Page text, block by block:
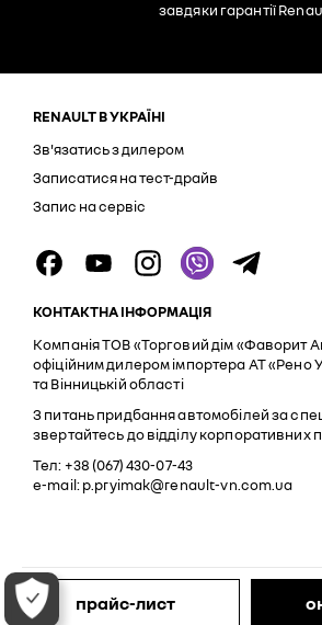
прайс-лист
завдяки гарантії
RENAULT В УКРАЇНІ
Зв'язатись з дилером
Записатися на тест-драйв
Запис на сервіс
КОНТАКТНА ІНФОРМАЦІЯ
Компанія ТОВ «Торговий дім «Фаворит
офіційним дилером імпортера АТ «Рено
та Вінницькій області
З питань придбання автомобілей за
звертайтесь до відділу корпоративних
Тел: +38 (067) 430-07-43
e-mail: p.pryimak@renault-vn.com.ua
Юридична інформація